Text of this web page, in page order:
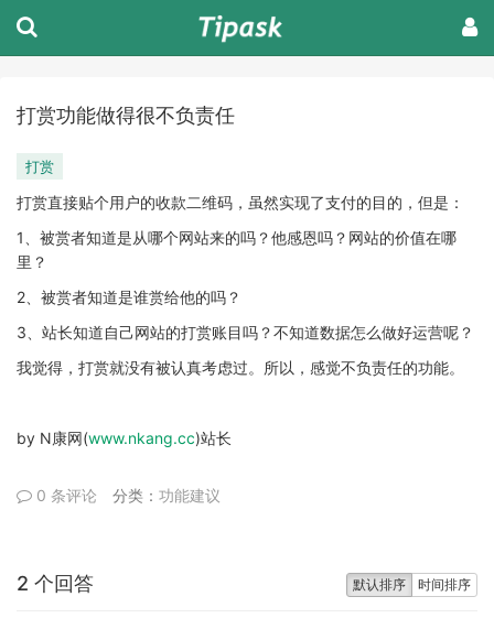
打赏功能做得很不负责任
打赏
打赏直接贴个用户的收款二维码，虽然实现了支付的目的，但是：
1、被赏者知道是从哪个网站来的吗？他感恩吗？网站的价值在哪
里？
2、被赏者知道是谁赏给他的吗？
3、站长知道自己网站的打赏账目吗？不知道数据怎么做好运营呢？
我觉得，打赏就没有被认真考虑过。所以，感觉不负责任的功能。
by N康网(www.nkang.cc)站长
0 条评论 分类： 功能建议
默认排序 时间排序
2 个回答